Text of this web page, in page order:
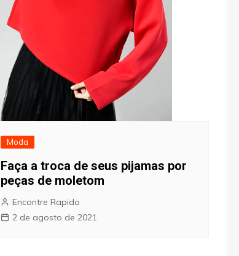
Moda
Faça a troca de seus pijamas por
peças de moletom
Encontre Rapido
2 de agosto de 2021